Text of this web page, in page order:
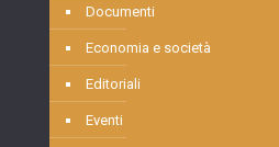
Documenti
Economia e società
Editoriali
Eventi